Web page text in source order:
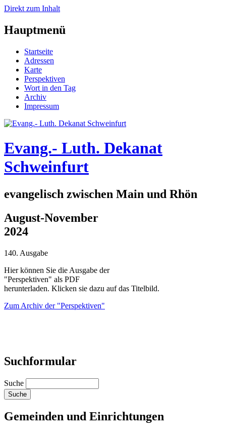
Direkt zum Inhalt
Hauptmenü
Startseite
Adressen
Karte
Perspektiven
Wort in den Tag
Archiv
Impressum
Evang.- Luth. Dekanat
Schweinfurt
evangelisch zwischen Main und Rhön
August-November
2024
140. Ausgabe
Hier können Sie die Ausgabe der
"Perspektiven" als PDF
herunterladen. Klicken sie dazu auf das Titelbild.
Zum Archiv der "Perspektiven"
Suchformular
Suche
Gemeinden und Einrichtungen